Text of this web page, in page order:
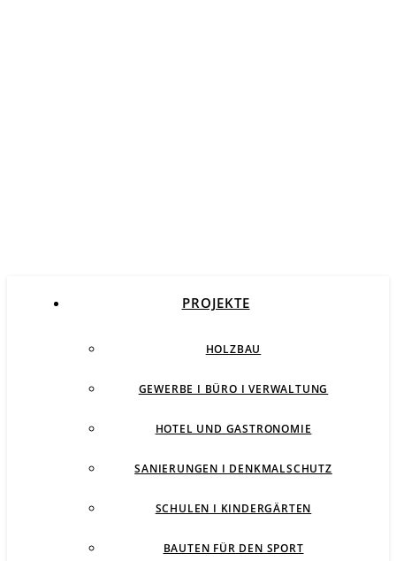
PROJEKTE
HOLZBAU
GEWERBE I BÜRO I VERWALTUNG
HOTEL UND GASTRONOMIE
SANIERUNGEN I DENKMALSCHUTZ
SCHULEN I KINDERGÄRTEN
BAUTEN FÜR DEN SPORT